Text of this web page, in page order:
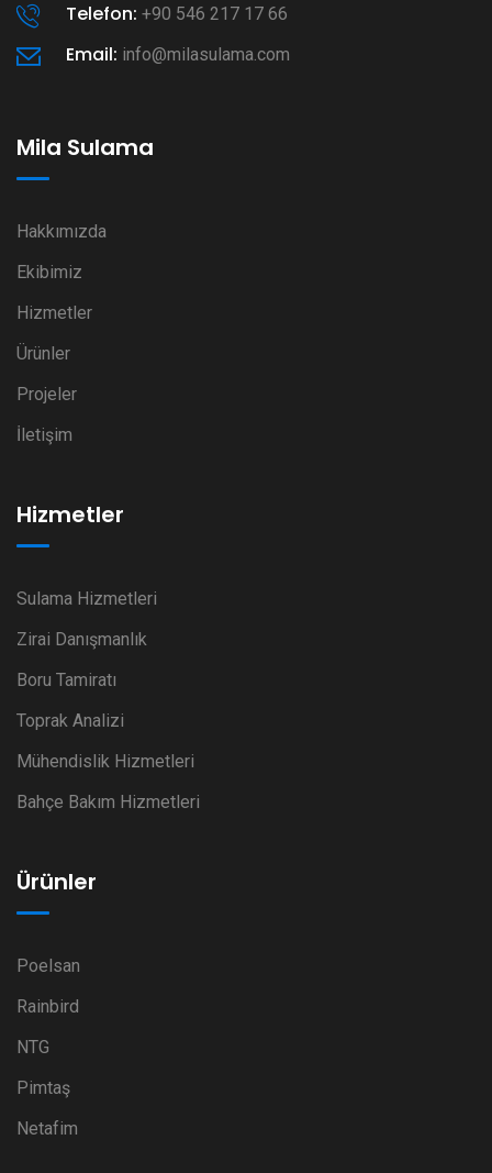
Telefon: +90 546 217 17 66
Email: info@milasulama.com
Mila Sulama
Hakkımızda
Ekibimiz
Hizmetler
Ürünler
Projeler
İletişim
Hizmetler
Sulama Hizmetleri
Zirai Danışmanlık
Boru Tamiratı
Toprak Analizi
Mühendislik Hizmetleri
Bahçe Bakım Hizmetleri
Ürünler
Poelsan
Rainbird
NTG
Pimtaş
Netafim